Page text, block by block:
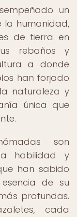
un
la humanidad,
de tierra en
rebaños y
a donde
han forjado
naturaleza y
única que
son
habilidad y
han sabido
de su
profundas.
cada